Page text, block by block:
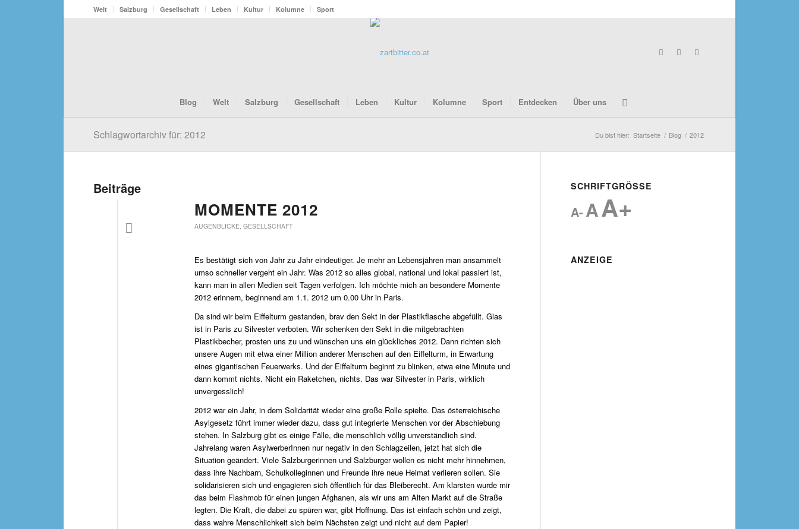
Welt Salzburg Gesellschaft Leben Kultur Kolumne Sport
Blog Welt Salzburg Gesellschaft Leben Kultur Kolumne Sport Entdecken Über uns
Schlagwortarchiv für: 2012 Du bist hier: Startseite / Blog / 2012
Beiträge
MOMENTE 2012
AUGENBLICKE, GESELLSCHAFT
Es bestätigt sich von Jahr zu Jahr eindeutiger. Je mehr an Lebensjahren man ansammelt
umso schneller vergeht ein Jahr. Was 2012 so alles global, national und lokal passiert ist,
kann man in allen Medien seit Tagen verfolgen. Ich möchte mich an besondere Momente
2012 erinnern, beginnend am 1.1. 2012 um 0.00 Uhr in Paris.
Da sind wir beim Eiffelturm gestanden, brav den Sekt in der Plastikflasche abgefüllt. Glas
ist in Paris zu Silvester verboten. Wir schenken den Sekt in die mitgebrachten
Plastikbecher, prosten uns zu und wünschen uns ein glückliches 2012. Dann richten sich
unsere Augen mit etwa einer Million anderer Menschen auf den Eiffelturm, in Erwartung
eines gigantischen Feuerwerks. Und der Eiffelturm beginnt zu blinken, etwa eine Minute und
dann kommt nichts. Nicht ein Raketchen, nichts. Das war Silvester in Paris, wirklich
unvergesslich!
2012 war ein Jahr, in dem Solidarität wieder eine große Rolle spielte. Das österreichische
Asylgesetz führt immer wieder dazu, dass gut integrierte Menschen vor der Abschiebung
stehen. In Salzburg gibt es einige Fälle, die menschlich völlig unverständlich sind.
Jahrelang waren AsylwerberInnen nur negativ in den Schlagzeilen, jetzt hat sich die
Situation geändert. Viele Salzburgerinnen und Salzburger wollen es nicht mehr hinnehmen,
dass ihre Nachbarn, Schulkolleginnen und Freunde ihre neue Heimat verlieren sollen. Sie
solidarisieren sich und engagieren sich öffentlich für das Bleiberecht. Am klarsten wurde mir
das beim Flashmob für einen jungen Afghanen, als wir uns am Alten Markt auf die Straße
legten. Die Kraft, die dabei zu spüren war, gibt Hoffnung. Das ist einfach schön und zeigt,
dass wahre Menschlichkeit sich beim Nächsten zeigt und nicht auf dem Papier!
SCHRIFTGRÖSSE
A- AA+
ANZEIGE